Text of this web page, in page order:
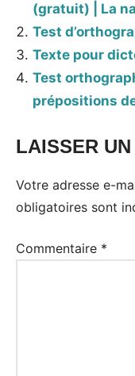
(gratuit) | La
Test
Texte pour
Test
prépositions
LAISSER
Votre adresse e-
obligatoires sont
Commentaire *